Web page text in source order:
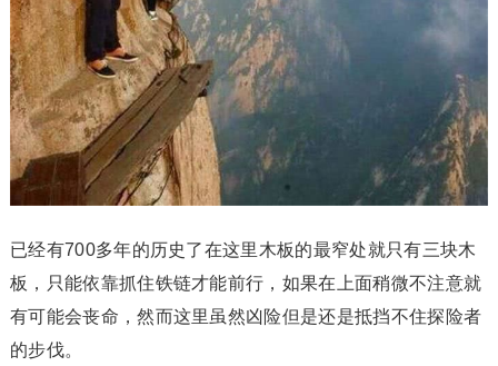
已经有700多年的历史了在这里木板的最窄处就只有三块木
板，只能依靠抓住铁链才能前行，如果在上面稍微不注意就
有可能会丧命，然而这里虽然凶险但是还是抵挡不住探险者
的步伐。